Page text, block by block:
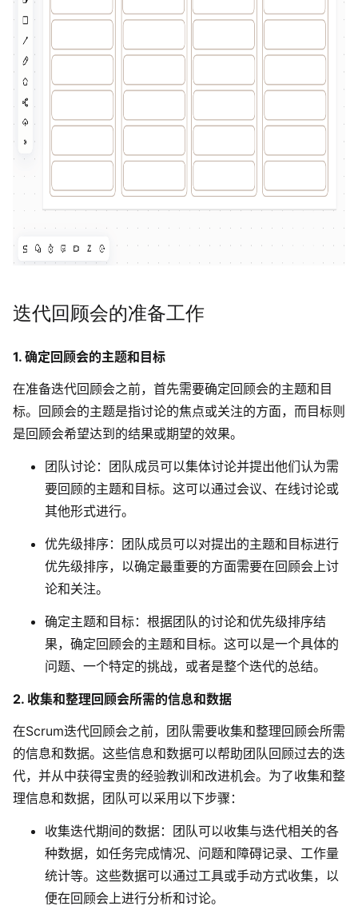
迭代回顾会的准备工作
1. 确定回顾会的主题和目标
在准备迭代回顾会之前，首先需要确定回顾会的主题和目
标。回顾会的主题是指讨论的焦点或关注的方面，而目标则
是回顾会希望达到的结果或期望的效果。
团队讨论：团队成员可以集体讨论并提出他们认为需
要回顾的主题和目标。这可以通过会议、在线讨论或
其他形式进行。
优先级排序：团队成员可以对提出的主题和目标进行
优先级排序，以确定最重要的方面需要在回顾会上讨
论和关注。
确定主题和目标：根据团队的讨论和优先级排序结
果，确定回顾会的主题和目标。这可以是一个具体的
问题、一个特定的挑战，或者是整个迭代的总结。
2. 收集和整理回顾会所需的信息和数据
在Scrum迭代回顾会之前，团队需要收集和整理回顾会所需
的信息和数据。这些信息和数据可以帮助团队回顾过去的迭
代，并从中获得宝贵的经验教训和改进机会。 为了收集和整
理信息和数据，团队可以采用以下步骤：
收集迭代期间的数据：团队可以收集与迭代相关的各
种数据，如任务完成情况、问题和障碍记录、工作量
统计等。这些数据可以通过工具或手动方式收集，以
便在回顾会上进行分析和讨论。